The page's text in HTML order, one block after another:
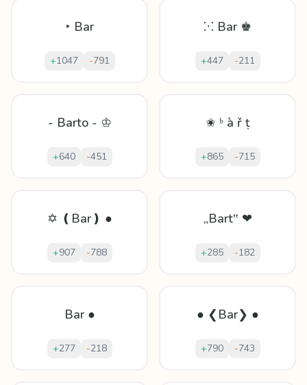
‣ Bar
+1047 -791
⁙ Bar ♚
+447 -211
- Barto - ♔
+640 -451
✬ ᵇ à ř ṭ
+865 -715
✡ ❪Bar❫ ●
+907 -788
„Bart‟ ❤
+285 -182
Bar ●
+277 -218
● ❮Bar❯ ●
+790 -743